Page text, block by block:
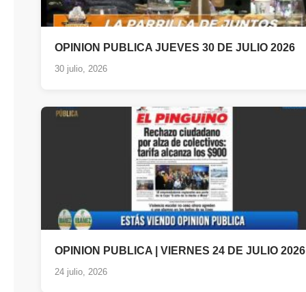
OPINION PUBLICA JUEVES 30 DE JULIO 2026
30 julio, 2026
OPINION PUBLICA | VIERNES 24 DE JULIO 2026
24 julio, 2026